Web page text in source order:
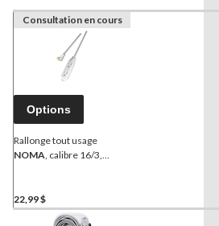
Consultation en cours
Options
Rallonge tout usage
NOMA, calibre 16/3,
22,99 $